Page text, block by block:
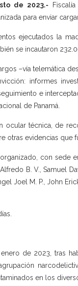
de 2023.-
para enviar
ejecutados la
se incautaron
–vía telemática
informes
e
de Panamá.
ocular técnica, de
otras evidencias que
con sede
B. V., Samuel
Joel M. P., John
de 2023, tras
en los